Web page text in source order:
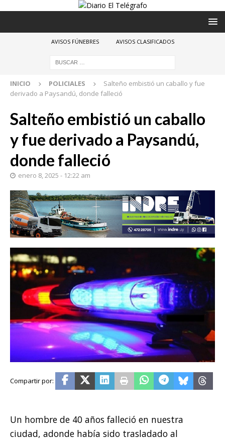
AVISOS FÚNEBRES AVISOS CLASIFICADOS
INICIO POLICIALES
Salteño embistió un caballo y fue
derivado a Paysandú, donde falleció
Salteño embistió un caballo
y fue derivado a Paysandú,
donde falleció
enero 8, 2025 - 12:22 am
Un hombre de 40 años falleció en nuestra
ciudad, adonde había sido trasladado al